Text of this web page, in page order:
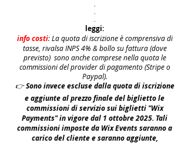
.
.
.
leggi:
info costi: La quota di iscrizione è comprensiva di
tasse, rivalsa INPS 4% & bollo su fattura (dove
previsto) sono anche comprese nella quota le
commissioni del provider di pagamento (Stripe o
Paypal).
👉Sono invece escluse dalla quota di iscrizione
e aggiunte al prezzo finale del biglietto le
commissioni di servizio sui biglietti "Wix
Payments" in vigore dal 1 ottobre 2025. Tali
commissioni imposte da Wix Events saranno a
carico del cliente e saranno aggiunte,